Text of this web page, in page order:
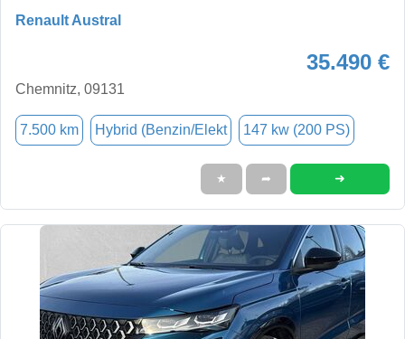
Renault Austral
35.490 €
Chemnitz, 09131
7.500 km Hybrid (Benzin/Elekt 147 kw (200 PS)
★ ➦ ➜